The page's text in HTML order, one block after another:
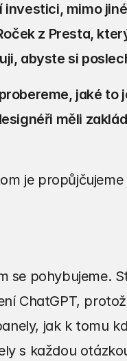
mimo
z Presta,
abyste si
jaké to
měli
je
se pohybujeme.
ChatGPT,
jak k tomu
s každou